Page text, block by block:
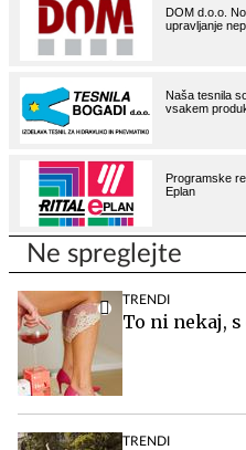
Ne spreglejte
TRENDI
To ni nekaj,
TRENDI